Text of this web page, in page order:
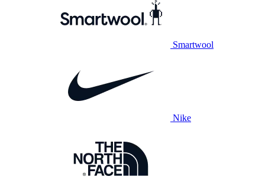
Smartwool
Nike